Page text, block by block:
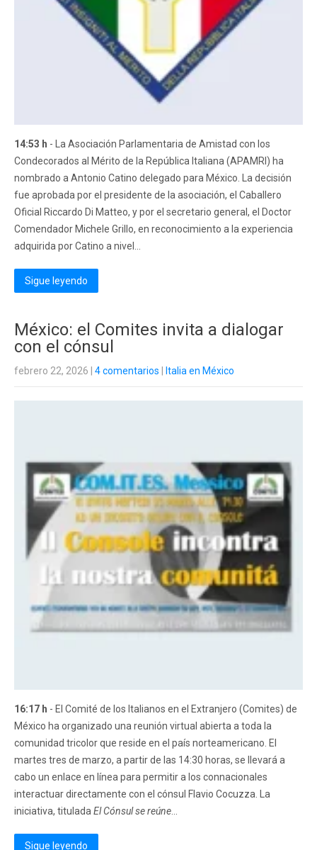
14:53 h - La Asociación Parlamentaria de Amistad con los
Condecorados al Mérito de la República Italiana (APAMRI) ha
nombrado a Antonio Catino delegado para México. La decisión
fue aprobada por el presidente de la asociación, el Caballero
Oficial Riccardo Di Matteo, y por el secretario general, el Doctor
Comendador Michele Grillo, en reconocimiento a la experiencia
adquirida por Catino a nivel...
Sigue leyendo
México: el Comites invita a dialogar
con el cónsul
febrero 22, 2026 4 comentarios Italia en México
16:17 h - El Comité de los Italianos en el Extranjero (Comites) de
México ha organizado una reunión virtual abierta a toda la
comunidad tricolor que reside en el país norteamericano. El
martes tres de marzo, a partir de las 14:30 horas, se llevará a
cabo un enlace en línea para permitir a los connacionales
interactuar directamente con el cónsul Flavio Cocuzza. La
iniciativa, titulada El Cónsul se reúne
Sigue leyendo